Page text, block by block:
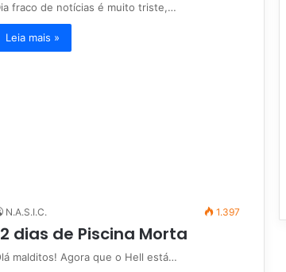
fraco de notícias é muito triste,…
Leia mais »
N.A.S.I.C. 1.397
dias de Piscina Morta
malditos! Agora que o Hell está…